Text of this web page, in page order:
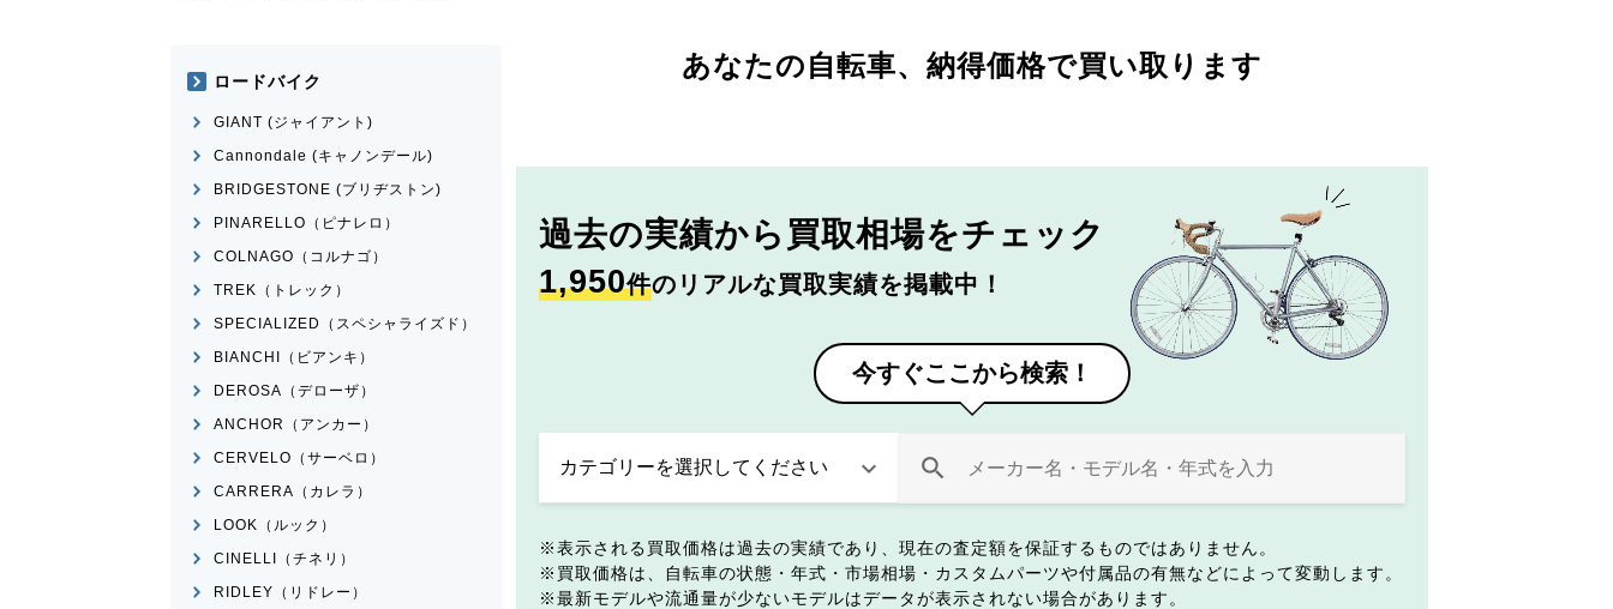
あなたの自転車、 納得価格で買い取ります
過去の実績から 買取相場をチェック
1,950件のリアルな買取実績を掲載中！
今すぐここから検索！
表示される買取価格は過去の実績であり、現在の査定額を保証するものではありません。
買取価格は、自転車の状態・年式・市場相場・カスタムパーツや付属品の有無などによって変動します。
最新モデルや流通量が少ないモデルはデータが表示されない場合があります。
ロードバイク
GIANT (ジャイアント)
Cannondale (キャノンデール)
BRIDGESTONE (ブリヂストン)
PINARELLO（ピナレロ）
COLNAGO（コルナゴ）
TREK（トレック）
SPECIALIZED（スペシャライズド）
BIANCHI（ビアンキ）
DEROSA（デローザ）
ANCHOR（アンカー）
CERVELO（サーベロ）
CARRERA（カレラ）
LOOK（ルック）
CINELLI（チネリ）
RIDLEY（リドレー）